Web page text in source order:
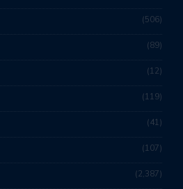
506
89
12
119
41
107
2,387